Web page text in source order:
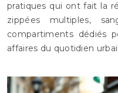
pratiques qui ont fait la
zippées multiples,
compartiments dédiés
affaires du quotidien